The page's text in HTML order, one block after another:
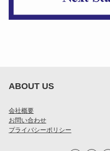
ABOUT US
会社概要
お問い合わせ
プライバシーポリシー